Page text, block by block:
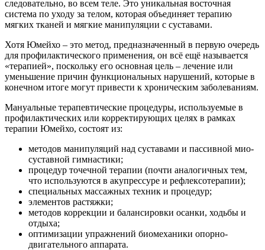
следовательно, во всем теле. Это уникальная восточная
система по уходу за телом, которая объединяет терапию
мягких тканей и мягкие манипуляции с суставами.
Хотя Юмейхо – это метод, предназначенный в первую очередь
для профилактического применения, он всё ещё называется
«терапией», поскольку его основная цель – лечение или
уменьшение причин функциональных нарушений, которые в
конечном итоге могут привести к хроническим заболеваниям.
Мануальные терапевтические процедуры, используемые в
профилактических или корректирующих целях в рамках
терапии Юмейхо, состоят из:
методов манипуляций над суставами и пассивной мио-
суставной гимнастики;
процедур точечной терапии (почти аналогичных тем,
что используются в акупрессуре и рефлексотерапии);
специальных массажных техник и процедур;
элементов растяжки;
методов коррекции и балансировки осанки, ходьбы и
отдыха;
оптимизации упражнений биомеханики опорно-
двигательного аппарата.